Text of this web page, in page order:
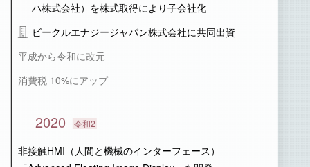
ハ株式会社）を株式取得により子会社化
ビークルエナジージャパン株式会社に共同出資
平成から令和に改元
消費税 10%にアップ
2020 令和2
非接触HMI（人間と機械のインターフェース）